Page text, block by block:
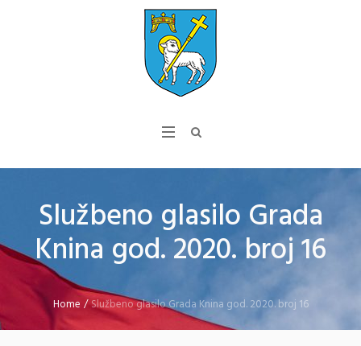
Službeno glasilo Grada
Knina god. 2020. broj 16
Home /Službeno glasilo Grada Knina god. 2020. broj 16